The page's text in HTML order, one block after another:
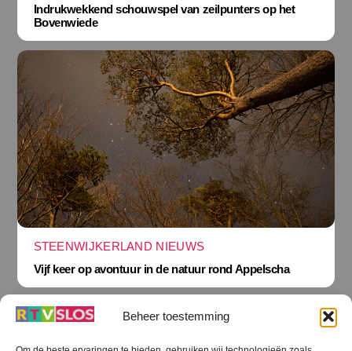
Beheer toestemming
Indrukwekkend schouwspel van zeilpunters op het
Bovenwiede
STEENWIJKERLAND NIEUWS
Vijf keer op avontuur in de natuur rond Appelscha